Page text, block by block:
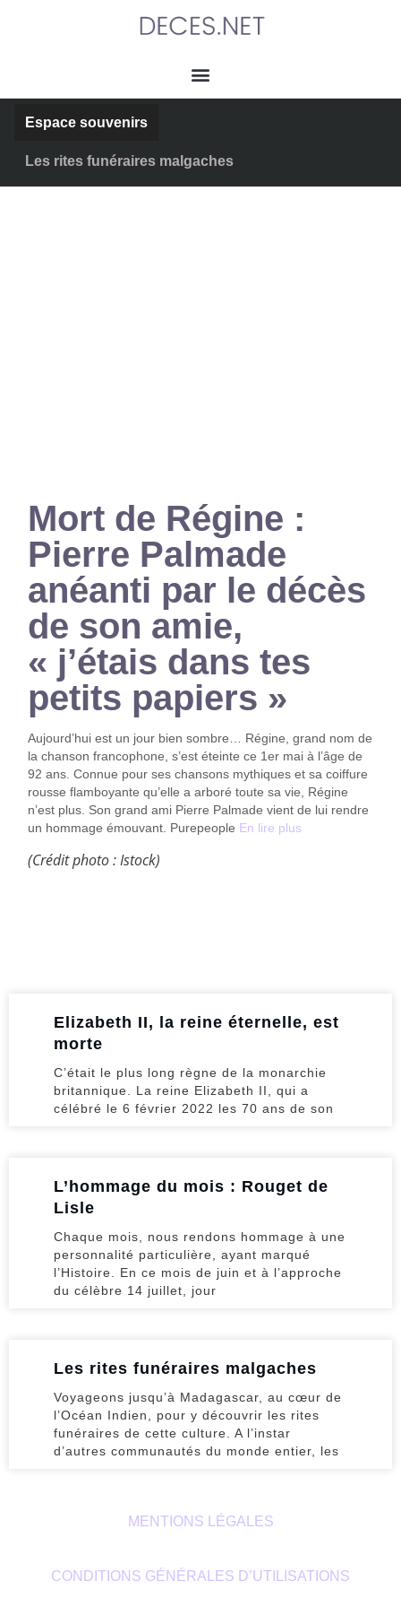
Espace souvenirs
Les rites funéraires malgaches
Mort de Régine :
Pierre Palmade
anéanti par le décès
de son amie,
« j’étais dans tes
petits papiers »
Aujourd’hui est un jour bien sombre… Régine, grand nom de
la chanson francophone, s’est éteinte ce 1er mai à l’âge de
92 ans. Connue pour ses chansons mythiques et sa coiffure
rousse flamboyante qu’elle a arboré toute sa vie, Régine
n’est plus. Son grand ami Pierre Palmade vient de lui rendre
un hommage émouvant. Purepeople En lire plus
(Crédit photo : Istock)
Elizabeth II, la reine éternelle, est
morte
C’était le plus long règne de la monarchie
britannique. La reine Elizabeth II, qui a
célébré le 6 février 2022 les 70 ans de son
L’hommage du mois : Rouget de
Lisle
Chaque mois, nous rendons hommage à une
personnalité particulière, ayant marqué
l’Histoire. En ce mois de juin et à l’approche
du célèbre 14 juillet, jour
Les rites funéraires malgaches
Voyageons jusqu’à Madagascar, au cœur de
l’Océan Indien, pour y découvrir les rites
funéraires de cette culture. A l’instar
d’autres communautés du monde entier, les
MENTIONS LÉGALES
CONDITIONS GÉNÉRALES D’UTILISATIONS